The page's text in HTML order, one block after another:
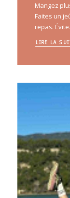
Mangez
Faites un
repas.
LIRE LA